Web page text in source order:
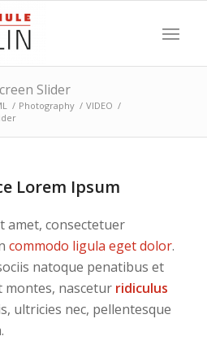
Slider
/ Photography / VIDEO /
Lorem Ipsum
amet, consectetuer
commodo ligula eget dolor.
natoque penatibus et
nascetur ridiculus
ultricies nec, pellentesque